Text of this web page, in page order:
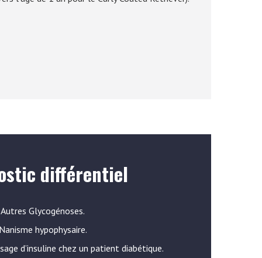
différentiel
Autres Glycogénoses.
hypophysaire.
d’insuline chez un patient diabétique.